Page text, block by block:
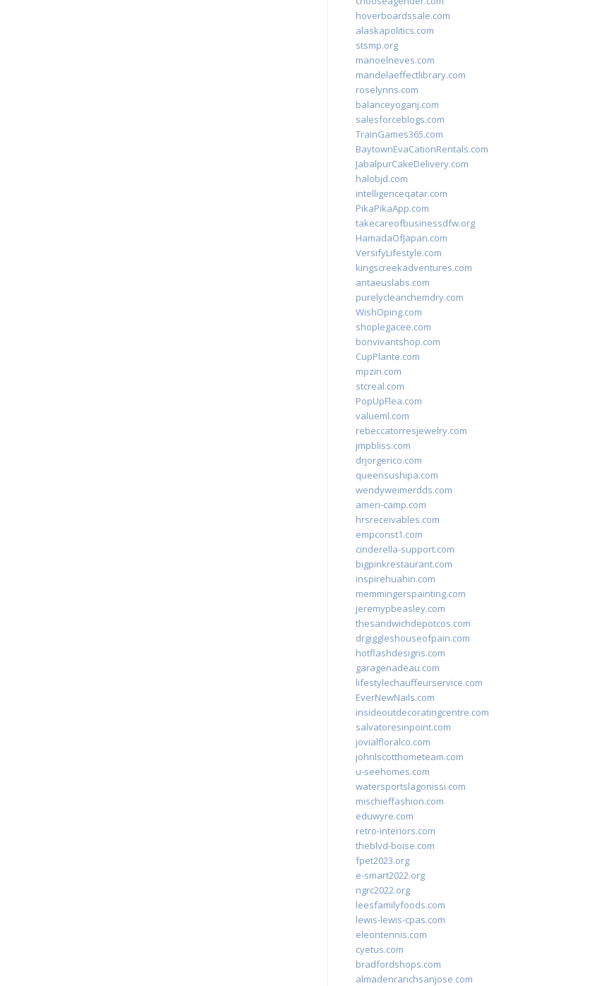
hoverboardssale.com
alaskapolitics.com
stsmp.org
manoelneves.com
mandelaeffectlibrary.com
roselynns.com
balanceyoganj.com
salesforceblogs.com
TrainGames365.com
BaytownEvaCationRentals.com
JabalpurCakeDelivery.com
halobjd.com
intelligenceqatar.com
PikaPikaApp.com
takecareofbusinessdfw.org
HamadaOfJapan.com
VersifyLifestyle.com
kingscreekadventures.com
antaeuslabs.com
purelycleanchemdry.com
WishOping.com
shoplegacee.com
bonvivantshop.com
CupPlante.com
mpzin.com
stcreal.com
PopUpFlea.com
valueml.com
rebeccatorresjewelry.com
jmpbliss.com
drjorgerico.com
queensushipa.com
wendyweimerdds.com
ameri-camp.com
hrsreceivables.com
empconst1.com
cinderella-support.com
bigpinkrestaurant.com
inspirehuahin.com
memmingerspainting.com
jeremypbeasley.com
thesandwichdepotcos.com
drgiggleshouseofpain.com
hotflashdesigns.com
garagenadeau.com
lifestylechauffeurservice.com
EverNewNails.com
insideoutdecoratingcentre.com
salvatoresinpoint.com
jovialfloralco.com
johnlscotthometeam.com
u-seehomes.com
watersportslagonissi.com
mischieffashion.com
eduwyre.com
retro-interiors.com
theblvd-boise.com
fpet2023.org
e-smart2022.org
ngrc2022.org
leesfamilyfoods.com
lewis-lewis-cpas.com
eleontennis.com
cyetus.com
bradfordshops.com
almadenranchsanjose.com